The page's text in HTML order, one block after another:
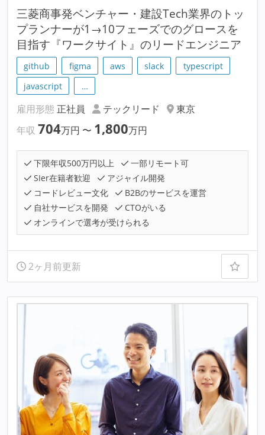
三菱商事発ベンチャー・建設Tech業界のトッ
プランナーが1→10フェーズでのグロースを
目指す『ワークサイト』のリードエンジニア
github figma aws slack
typescript
javascript
…
雇用形態 正社員 テックリード
東京
年収 704万円 〜 1,800万円
下限年収500万円以上
一部リモート可
SIer在籍者歓迎
アジャイル開発
コードレビュー文化
B2Bのサービスを運営
自社サービスを開発
CTOがいる
オンラインで選考が受けられる
2ヶ月前更新